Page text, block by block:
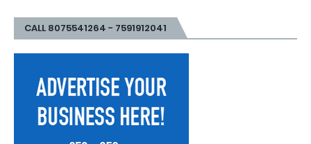
CALL 8075541264 - 7591912041